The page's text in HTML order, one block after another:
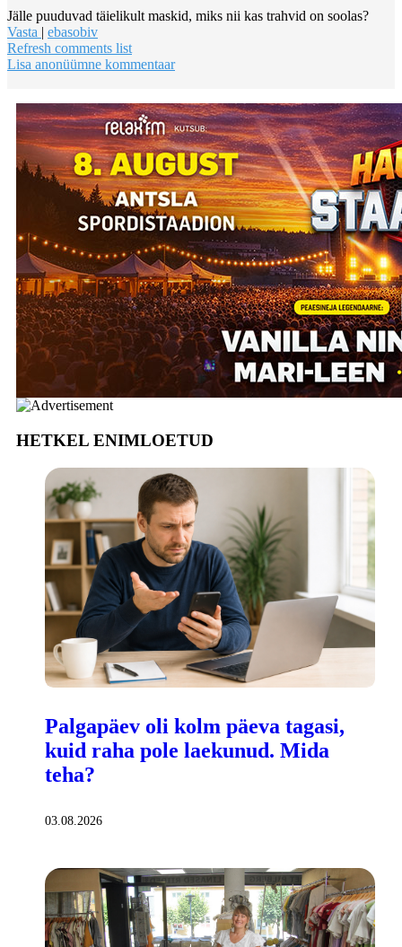
Jälle puuduvad täielikult maskid, miks nii kas trahvid on soolas?
Vasta | ebasobiv
Refresh comments list
Lisa anonüümne kommentaar
HETKEL ENIMLOETUD
Palgapäev oli kolm päeva tagasi,
kuid raha pole laekunud. Mida
teha?
03.08.2026